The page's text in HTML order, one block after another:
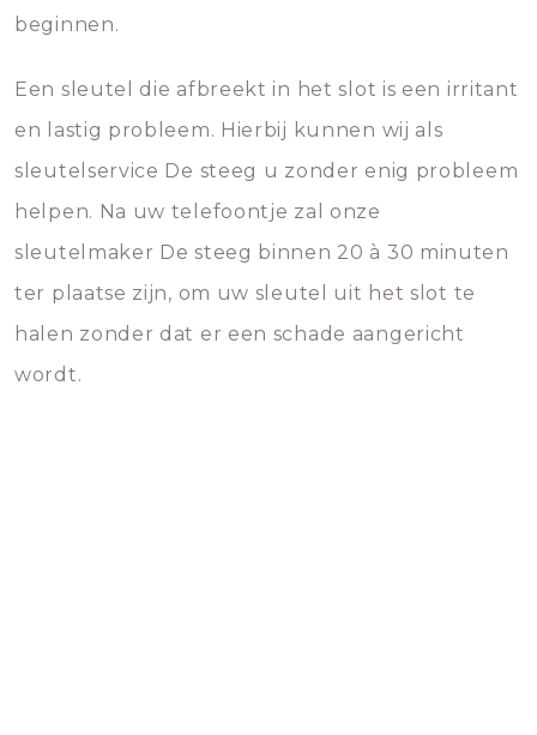
beginnen.
Een sleutel die afbreekt in het slot is een irritant
en lastig probleem. Hierbij kunnen wij als
sleutelservice De steeg u zonder enig probleem
helpen. Na uw telefoontje zal onze
sleutelmaker De steeg binnen 20 à 30 minuten
ter plaatse zijn, om uw sleutel uit het slot te
halen zonder dat er een schade aangericht
wordt.